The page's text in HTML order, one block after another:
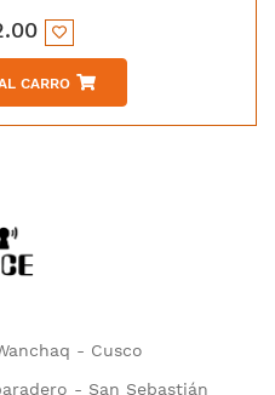
CARRO
- Cusco
- San Sebastián